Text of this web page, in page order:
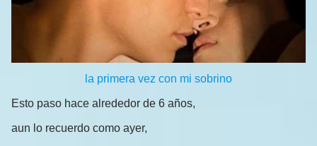
la primera vez con mi sobrino
Esto paso hace alrededor de 6 años,
aun lo recuerdo como ayer,